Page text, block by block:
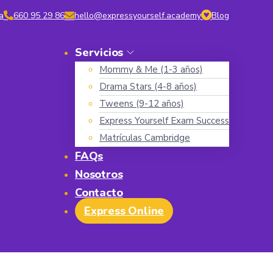
660 95 29 86 hello@expressyourself.academy Blog
Servicios
Mommy & Me (1-3 años)
Drama Stars (4-8 años)
Tweens (9-12 años)
Express Yourself Exam Success
Matrículas Cambridge
FAQs
Nosotros
Contacto
Express Online